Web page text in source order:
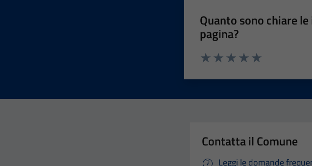
Quanto sono chiare
pagina?
Contatta il Comune
Leggi le domande